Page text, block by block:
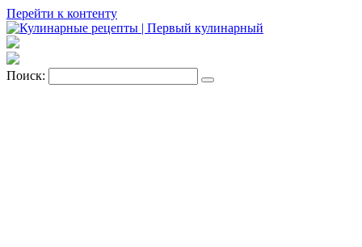
Перейти к контенту
Поиск: